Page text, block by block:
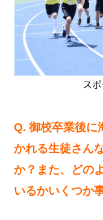
ス
Q. 御校卒業後に
かれる生徒さん
か？また、どの
いるかいくつか